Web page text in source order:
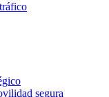
segura